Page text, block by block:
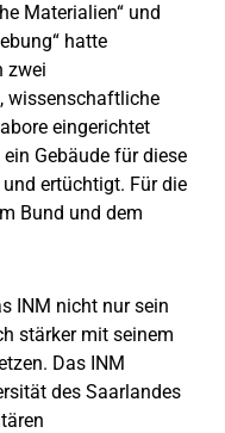
Materialien“ und
hatte
zwei
wissenschaftliche
eingerichtet
Gebäude für diese
ertüchtigt. Für die
Bund und dem
INM nicht nur sein
stärker mit seinem
Das INM
des Saarlandes